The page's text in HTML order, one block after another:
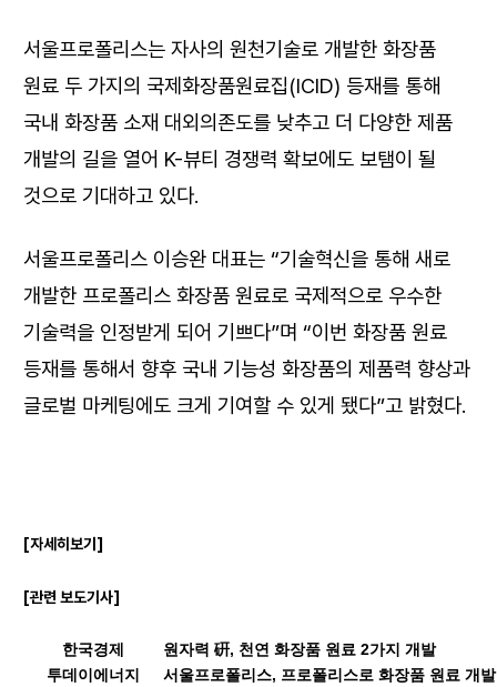
서울프로폴리스는 자사의 원천기술로 개발한 화장품
원료 두 가지의 국제화장품원료집(ICID) 등재를 통해
국내 화장품 소재 대외의존도를 낮추고 더 다양한 제품
개발의 길을 열어 K-뷰티 경쟁력 확보에도 보탬이 될
것으로 기대하고 있다.
서울프로폴리스 이승완 대표는 “기술혁신을 통해 새로
개발한 프로폴리스 화장품 원료로 국제적으로 우수한
기술력을 인정받게 되어 기쁘다”며 “이번 화장품 원료
등재를 통해서 향후 국내 기능성 화장품의 제품력 향상과
글로벌 마케팅에도 크게 기여할 수 있게 됐다”고 밝혔다.
[자세히보기]
[관련 보도기사]
한국경제
원자력 硏, 천연 화장품 원료 2가지 개발
투데이에너지
서울프로폴리스, 프로폴리스로 화장품 원료 개발